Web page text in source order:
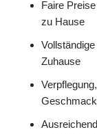
Faire
zu Hause
Zuhause